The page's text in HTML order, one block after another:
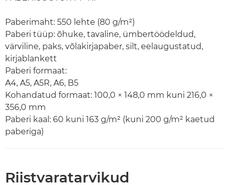
Paberimaht: 550 lehte (80 g/m²)
Paberi tüüp: õhuke, tavaline, ümbertöödeldud,
värviline, paks, võlakirjapaber, silt, eelaugustatud,
kirjablankett
Paberi formaat:
A4, A5, A5R, A6, B5
Kohandatud formaat: 100,0 × 148,0 mm kuni 216,0 ×
356,0 mm
Paberi kaal: 60 kuni 163 g/m² (kuni 200 g/m² kaetud
paberiga)
Riistvaratarvikud